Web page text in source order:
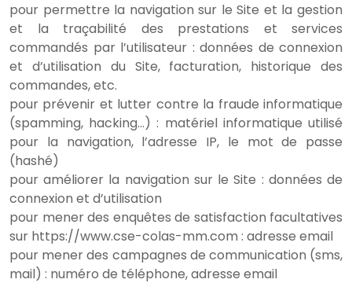
pour permettre la navigation sur le Site et la gestion
et la traçabilité des prestations et services
commandés par l’utilisateur : données de connexion
et d’utilisation du Site, facturation, historique des
commandes, etc.
pour prévenir et lutter contre la fraude informatique
(spamming, hacking…) : matériel informatique utilisé
pour la navigation, l’adresse IP, le mot de passe
(hashé)
pour améliorer la navigation sur le Site : données de
connexion et d’utilisation
pour mener des enquêtes de satisfaction facultatives
sur https://www.cse-colas-mm.com : adresse email
pour mener des campagnes de communication (sms,
mail) : numéro de téléphone, adresse email